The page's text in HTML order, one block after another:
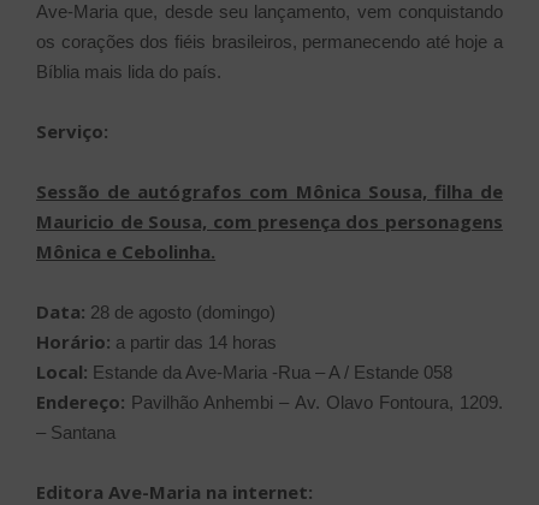
Ave-Maria que, desde seu lançamento, vem conquistando
os corações dos fiéis brasileiros, permanecendo até hoje a
Bíblia mais lida do país.
Serviço:
Sessão de autógrafos com Mônica Sousa, filha de
Mauricio de Sousa, com presença dos personagens
Mônica e Cebolinha.
Data: 28 de agosto (domingo)
Horário: a partir das 14 horas
Local: Estande da Ave-Maria -Rua – A / Estande 058
Endereço: Pavilhão Anhembi – Av. Olavo Fontoura, 1209.
– Santana
Editora Ave-Maria na internet: